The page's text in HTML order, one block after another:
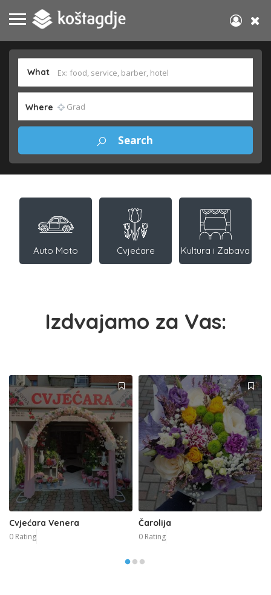
What
Where
Auto Moto Cvjećare Kultura i Zabava
Izdvajamo za Vas:
Cvjećara Venera
0 Rating
Čarolija
0 Rating